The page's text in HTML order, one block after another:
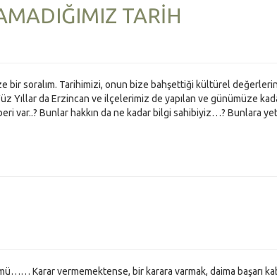
TARİH
bir soralım. Tarihimizi, onun bize bahşettiği kültürel değerlerin
Yıllar da Erzincan ve ilçelerimiz de yapılan ve günümüze
var..? Bunlar hakkın da ne kadar bilgi sahibiyiz…? Bunlara
Karar vermemektense, bir karara varmak, daima başarı